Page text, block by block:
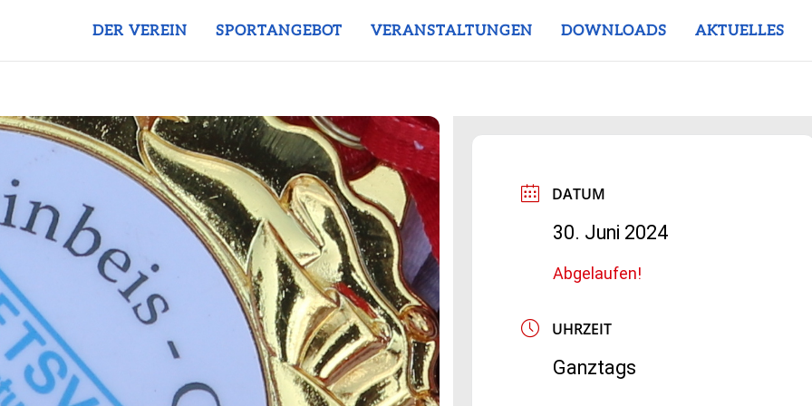
DER VEREIN SPORTANGEBOT VERANSTALTUNGEN DOWNLOADS AKTUELLES
DATUM
30. Juni 2024
Abgelaufen!
UHRZEIT
Ganztags